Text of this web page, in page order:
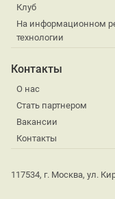
Клуб
На информационном
технологии
Контакты
О нас
Стать партнером
Вакансии
Контакты
117534, г. Москва, ул.